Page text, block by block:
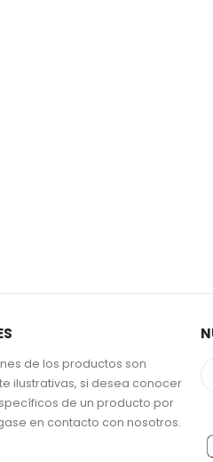
de los productos son
ilustrativas, si desea conocer
de un producto por
en contacto con nosotros.